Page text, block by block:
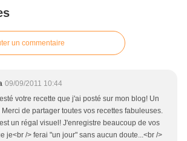
un commentaire
09/09/2011 10:44
votre recette que j'ai posté sur mon blog! Un
de partager toutes vos recettes fabuleuses.
un régal visuel! J'enregistre beaucoup de vos
je<br /> ferai "un jour" sans aucun doute...<br />